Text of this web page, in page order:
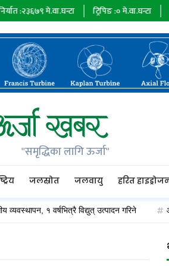
२३६७९मे.वा.घन्टा ट्रिपिङ :०मे.वा.घन्टा ऊर्जा
"समृद्धिका लागि ऊर्जा"
जलस्रोत जलवायु हरित
१ वर्षभित्रै विद्युत् उत्पादन गरिने